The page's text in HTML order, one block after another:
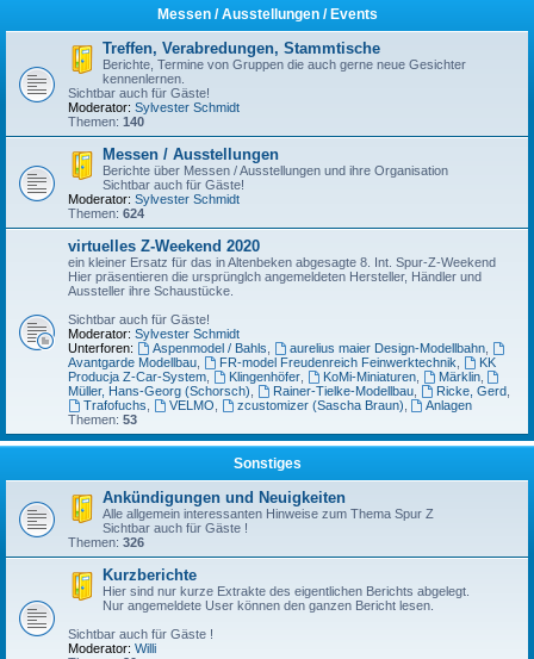
Messen / Ausstellungen / Events
Treffen, Verabredungen, Stammtische
Berichte, Termine von Gruppen die auch gerne neue Gesichter
kennenlernen.
Sichtbar auch für Gäste!
Moderator: Sylvester Schmidt
Themen: 140
Messen / Ausstellungen
Berichte über Messen / Ausstellungen und ihre Organisation
Sichtbar auch für Gäste!
Moderator: Sylvester Schmidt
Themen: 624
virtuelles Z-Weekend 2020
ein kleiner Ersatz für das in Altenbeken abgesagte 8. Int. Spur-Z-Weekend
Hier präsentieren die ursprünglch angemeldeten Hersteller, Händler und
Aussteller ihre Schaustücke.
Sichtbar auch für Gäste!
Moderator: Sylvester Schmidt
Unterforen:
Aspenmodel / Bahls aurelius maier Design-Modellbahn,
Avantgarde Modellbau
FR-model Freudenreich Feinwerktechnik
KK
Producja Z-Car-System
Klingenhöfer, KoMi-Miniaturen, Märklin,
Müller, Hans-Georg (Schorsch)
Rainer-Tielke-Modellbau, Ricke, Gerd,
Trafofuchs
VELMO zcustomizer (Sascha Braun)
Anlagen
Themen: 53
Sonstiges
Ankündigungen und Neuigkeiten
Alle allgemein interessanten Hinweise zum Thema Spur Z
Sichtbar auch für Gäste !
Themen: 326
Kurzberichte
Hier sind nur kurze Extrakte des eigentlichen Berichts abgelegt.
Nur angemeldete User können den ganzen Bericht lesen.
Sichtbar auch für Gäste !
Moderator: Willi